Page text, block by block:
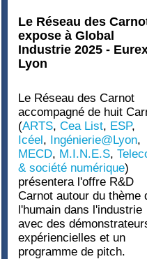
Le Réseau des
expose à Global
Industrie 2025 -
Lyon
Le Réseau des Carnot
accompagné de huit
(ARTS, Cea List, ESP,
Icéel, Ingénierie@Lyon,
MECD, M.I.N.E.S,
& société numérique)
présentera l'offre R&D
Carnot autour du thème
l'humain dans l'industrie
avec des
expériencielles et un
programme de pitch.